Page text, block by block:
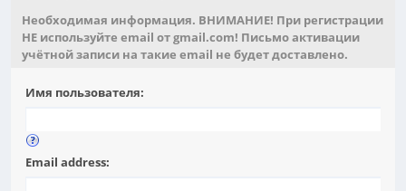
Необходимая информация. ВНИМАНИЕ! При регистрации
НЕ используйте email от gmail.com! Письмо активации
учётной записи на такие email не будет доставлено.
Имя пользователя:
Email address: